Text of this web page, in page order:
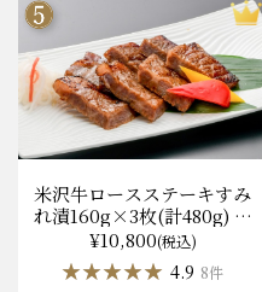
米沢牛ロースステーキすみ
れ漬160g×3枚(計480g) 木
箱入 味噌酒粕漬け/冷蔵
送料無料
¥10,800(税込)
★★★★★
★★★★★ 4.9 8件